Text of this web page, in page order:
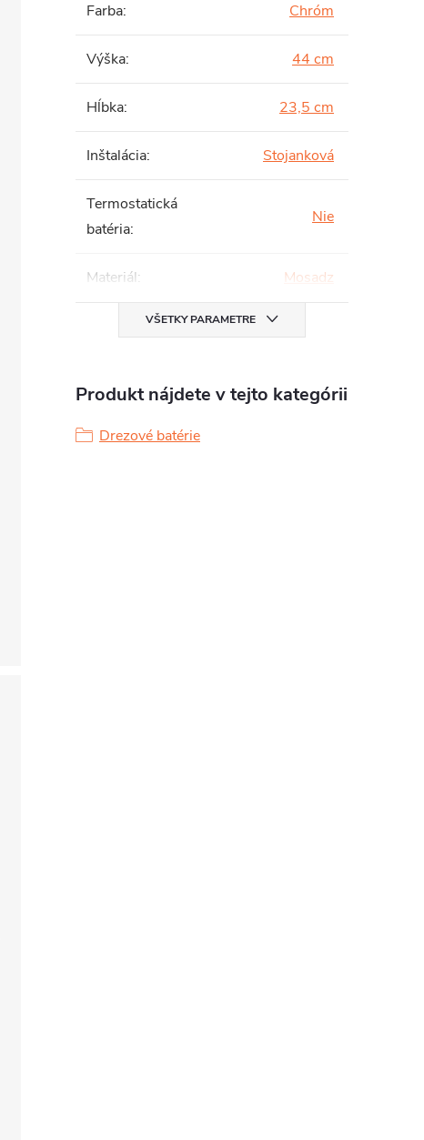
Farba: Chróm
Výška: 44 cm
Hĺbka: 23,5 cm
Inštalácia: Stojanková
Termostatická
batéria:
Nie
Materiál: Mosadz
VŠETKY PARAMETRE
Produkt nájdete v tejto kategórii
Drezové batérie